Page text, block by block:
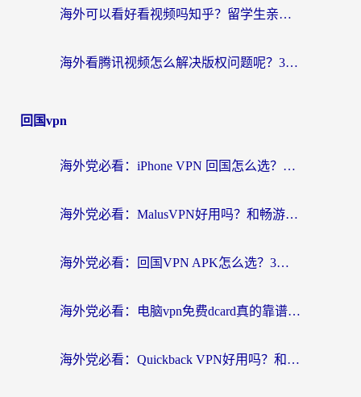
海外可以看好看视频吗知乎？留学生亲测有效的回国追剧解决方案
海外看腾讯视频怎么解决版权问题呢？3步让你轻松解锁国内影视自由
回国vpn
海外党必看：iPhone VPN 回国怎么选？一篇搞定无缝访问国内资源
海外党必看：MalusVPN好用吗？和畅游VPN对比哪个回国效果更好？附穿梭飞鱼神龟真实体验
海外党必看：回国VPN APK怎么选？3步教你无缝刷国内剧玩国服
海外党必看：电脑vpn免费dcard真的靠谱吗？教你选对回国加速器无缝访问国内资源
海外党必看：Quickback VPN好用吗？和小黑牛VPN对比哪个回国效果更好？附真实体验+避坑指南